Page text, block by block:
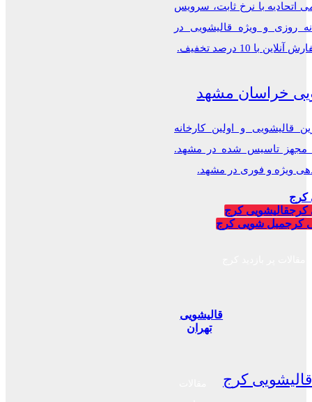
اتحادیه با نرخ ثابت، سرویس
روزی و ویژه قالیشویی در
با 10 درصد تخفیف.
خراسان مشهد
قالیشویی و اولین کارخانه
مجهز تاسیس شده در مشهد.
ویژه و فوری در مشهد.
کرج
کرجقالیشویی کرج
کرجمبل شویی کرج
کرج
قالیشویی
تهران